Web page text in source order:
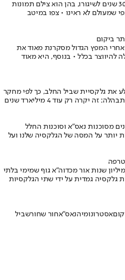
טלסקופ החלל של נאס"א מציין 30 שנים לשיגורו, בהן הוא צילם תמונות
שמעולם לא ראינו • צפו במיטב
ביקום
המפץ הגדול מסקרנת מאוד את
להיווצר בכלל • בנוסף, היא מאוד
את גלקסיית שביל החלב, כך לפי מחקר
יקרה רק עוד 4 מיליארד שנים
מסוכנות נאס"א וסוכנות החלל
יותר על המסה של הגלקסיה שלנו ועל
זיהו במרחק של כ־300 מיליון שנות אור מכדוה"א גוף שמימי בלתי
גלקסיה גמדית על ידי שתי הגלקסיות
אסטרונומיהנאס"אחור שחורשביל